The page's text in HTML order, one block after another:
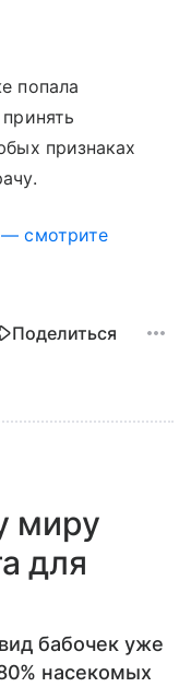
попала
признаках
смотрите
Поделиться
миру
для
бабочек уже
насекомых